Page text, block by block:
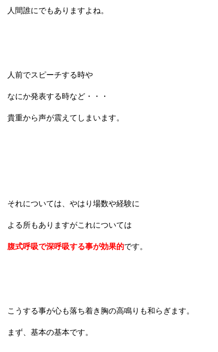
人間誰にでもありますよね。
人前でスピーチする時や
なにか発表する時など・・・
貴重から声が震えてしまいます。
それについては、やはり場数や経験に
よる所もありますがこれについては
腹式呼吸で深呼吸する事が効果的です。
こうする事が心も落ち着き胸の高鳴りも和らぎます。
まず、基本の基本です。